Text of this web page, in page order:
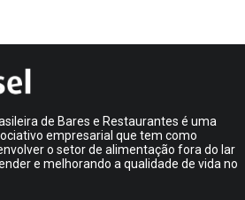
de Bares e Restaurantes é uma
empresarial que tem como
o setor de alimentação fora do lar
e melhorando a qualidade de vida no